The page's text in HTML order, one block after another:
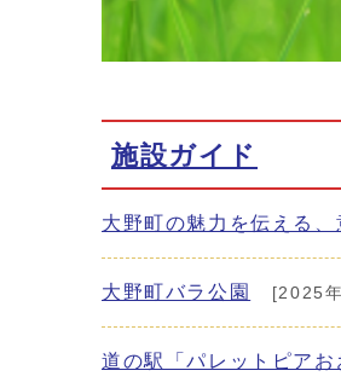
施設ガイド
大野町の魅力を伝える、
大野町バラ公園 [2025
道の駅「パレットピア